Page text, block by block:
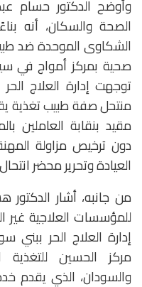
وأوضح الدكتور حسام
الصحة والسكان، أنه
الشكاوى الموحدة ضد
صحية بمركز أمواج في
توجهت إدارة العلاج
منتحل صفة طبيب تغذية
مقيد بنقابة العاملين
دون ترخيص مزاولة
العيادة وتحرير محضر
من جانبه، أشار الدكتور
للمؤسسات العلاجية غير
إدارة العلاج الحر
مركز الحسين
والسودان، الذي يقدم